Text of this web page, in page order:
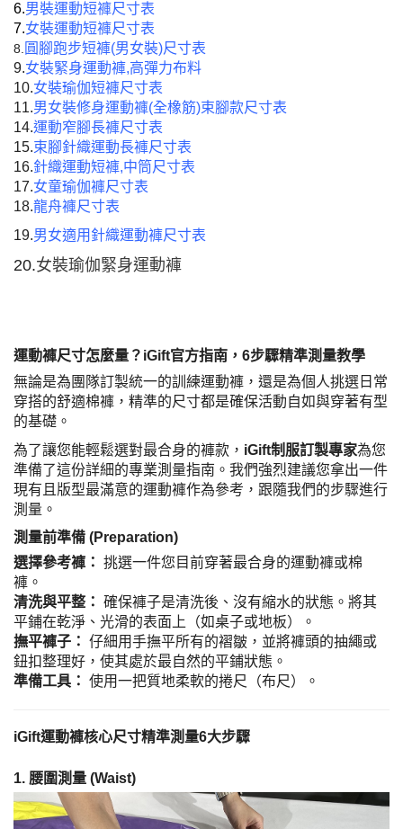
6.男裝運動短褲尺寸表
7.女裝運動短褲尺寸表
8. 圓腳跑步短褲(男女裝)尺寸表
9.女裝緊身運動褲,高彈力布料
10.女裝瑜伽短褲尺寸表
11.男女裝修身運動褲(全橡筋)束腳款尺寸表
14.運動窄腳長褲尺寸表
15.束腳針織運動長褲尺寸表
16.針織運動短褲,中筒尺寸表
17.女童瑜伽褲尺寸表
18.龍舟褲尺寸表
19.男女適用針織運動褲尺寸表
20.女裝瑜伽緊身運動褲
運動褲尺寸怎麼量？iGift官方指南，6步驟精準測量教學
無論是為團隊訂製統一的訓練運動褲，還是為個人挑選日常
穿搭的舒適棉褲，精準的尺寸都是確保活動自如與穿著有型
的基礎。
為了讓您能輕鬆選對最合身的褲款， iGift制服訂製專家為您
準備了這份詳細的專業測量指南。我們強烈建議您拿出一件
現有且版型最滿意的運動褲作為參考，跟隨我們的步驟進行
測量。
測量前準備 (Preparation)
選擇參考褲： 挑選一件您目前穿著最合身的運動褲或棉
褲。
清洗與平整： 確保褲子是清洗後、沒有縮水的狀態。將其
平鋪在乾淨、光滑的表面上（如桌子或地板）。
撫平褲子： 仔細用手撫平所有的褶皺，並將褲頭的抽繩或
鈕扣整理好，使其處於最自然的平鋪狀態。
準備工具： 使用一把質地柔軟的捲尺（布尺）。
iGift運動褲核心尺寸精準測量6大步驟
1. 腰圍測量 (Waist)